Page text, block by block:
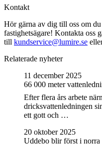
Kontakt
Hör gärna av dig till oss om
fastighetsägare! Kontakta oss
till kundservice@lumire.se
Relaterade nyheter
66 000 meter
11 december 2025
Efter flera års arbete
dricksvattenledningen
ett gott och …
Uddebo blir först i
20 oktober 2025